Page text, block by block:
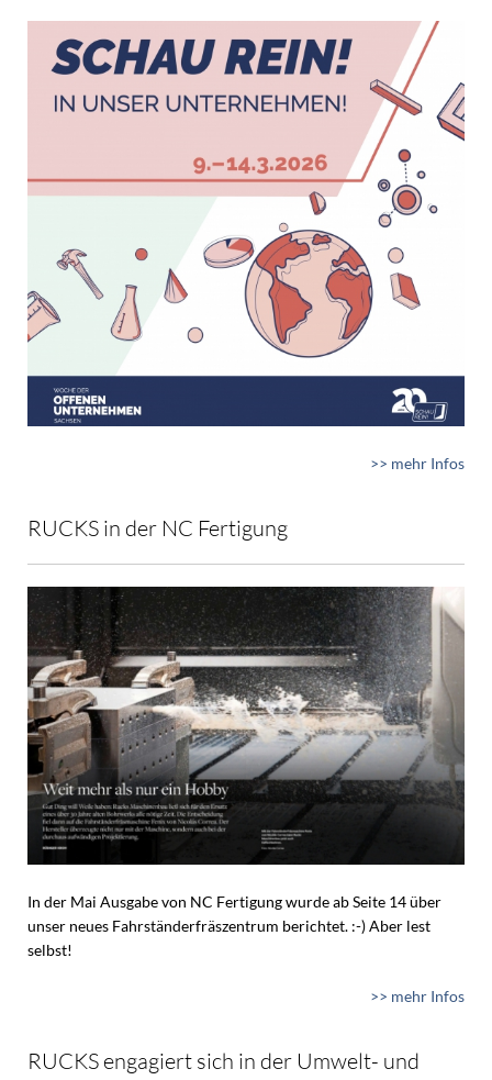
>> mehr Infos
RUCKS in der NC Fertigung
In der Mai Ausgabe von NC Fertigung wurde ab Seite 14 über
unser neues Fahrständerfräszentrum berichtet. :-) Aber lest
selbst!
>> mehr Infos
RUCKS engagiert sich in der Umwelt- und